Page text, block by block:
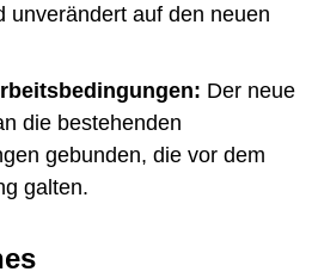
unverändert auf den neuen
Der neue
die bestehenden
gebunden, die vor dem
galten.